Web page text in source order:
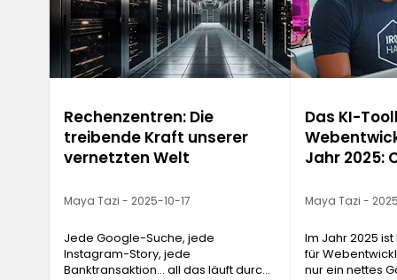
Rechenzentren: Die
treibende Kraft unserer
vernetzten Welt
Maya Tazi - 2025-10-17
Jede Google-Suche, jede
Instagram-Story, jede
Banktransaktion… all das läuft durch
Das KI-
Jahr 2025:
Maya Tazi -
Im Jahr 2025
für
nur ein nettes